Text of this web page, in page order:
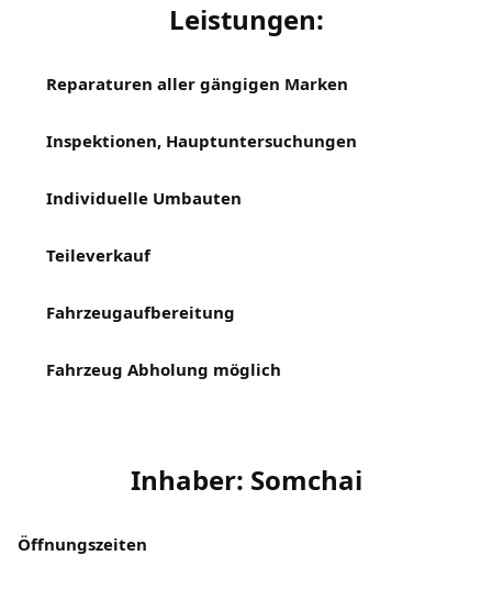
Leistungen:
Reparaturen aller gängigen Marken
Inspektionen, Hauptuntersuchungen
Individuelle Umbauten
Teileverkauf
Fahrzeugaufbereitung
Fahrzeug Abholung möglich
Inhaber: Somchai
Öffnungszeiten